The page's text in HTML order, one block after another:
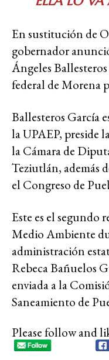
En sustitución de
gobernador
Ángeles
federal de Morena
Ballesteros García
la UPAEP, preside
la Cámara de
Teziutlán, además
el Congreso de
Este es el segundo
Medio Ambiente
administración
Rebeca Bañuelos
enviada a la
Saneamiento de
Please follow and